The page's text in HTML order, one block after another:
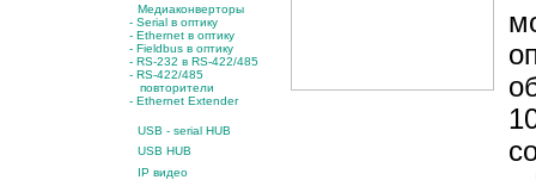
Медиаконверторы
- Serial в оптику
- Ethernet в оптику
- Fieldbus в оптику
- RS-232 в RS-422/485
- RS-422/485
повторители
- Ethernet Extender
USB - serial HUB
USB HUB
IP видео